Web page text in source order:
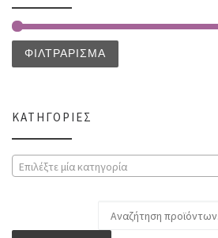
ΦΙΛΤΡΆΡΙΣΜΑ
ΚΑΤΗΓΟΡΊΕΣ
Επιλέξτε μία κατηγορία